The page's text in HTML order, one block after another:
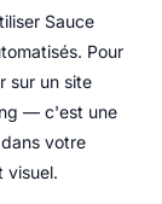
Sauce
Pour
sur un site
— c'est une
votre
visuel.